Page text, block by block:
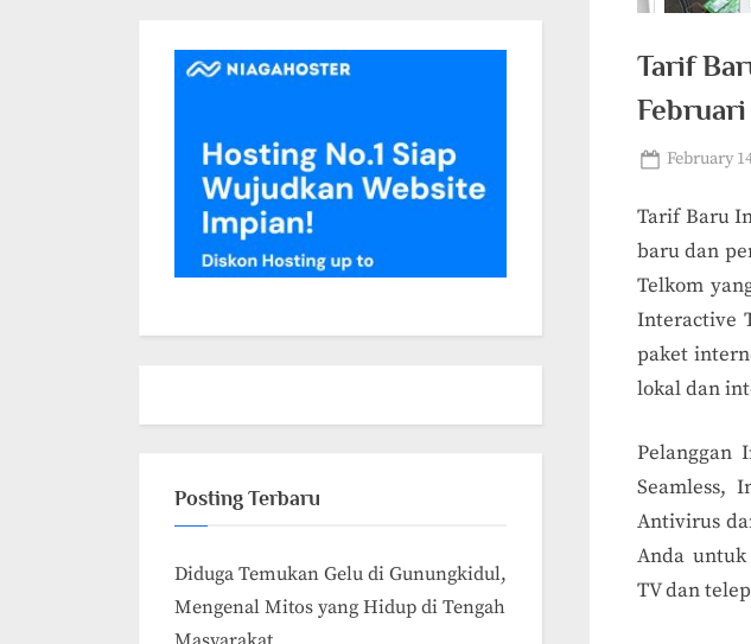
Tarif
Februari
Posted
February
Tarif Baru
baru dan
Telkom
Interactive
paket
lokal dan
Pelanggan
Seamless,
Antivirus
Anda
TV dan
Posting Terbaru
Diduga Temukan Gelu di Gunungkidul,
Mengenal Mitos yang Hidup di Tengah